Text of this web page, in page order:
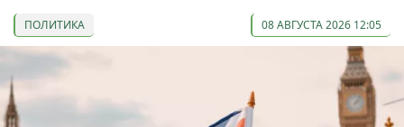
ПОЛИТИКА 08 АВГУСТА 2026 12:05